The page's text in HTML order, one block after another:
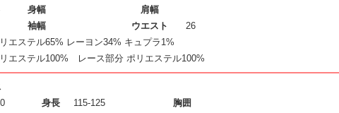
身幅
肩幅
袖幅 ウエスト
26
エステル65% レーヨン34% キュプラ1%
エステル100% レース部分 ポリエステル100%
身長 115-125
胸囲